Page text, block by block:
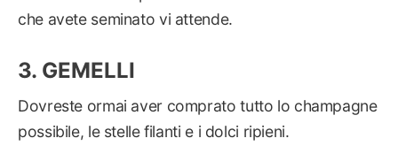
che avete seminato vi attende.
GEMELLI
Dovreste ormai aver comprato tutto lo champagne
possibile, le stelle filanti e i dolci ripieni.